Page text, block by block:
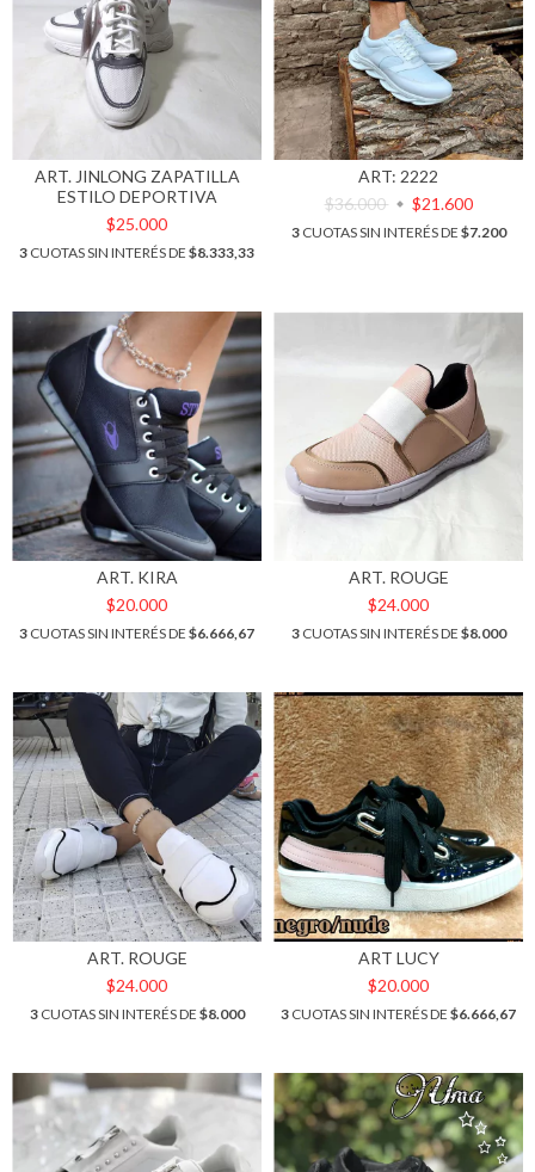
ART. JINLONG ZAPATILLA
ESTILO DEPORTIVA
$25.000
3 CUOTAS SIN INTERÉS DE $8.333,33
ART: 2222
$36.000
$21.600
3CUOTAS SIN INTERÉS DE $7.200
ART. KIRA
$20.000
3 CUOTAS SIN INTERÉS DE $6.666,67
ART. ROUGE
$24.000
3CUOTAS SIN INTERÉS DE $8.000
ART. ROUGE
$24.000
3CUOTAS SIN INTERÉS DE $8.000
ART LUCY
$20.000
3 CUOTAS SIN INTERÉS DE $6.666,67